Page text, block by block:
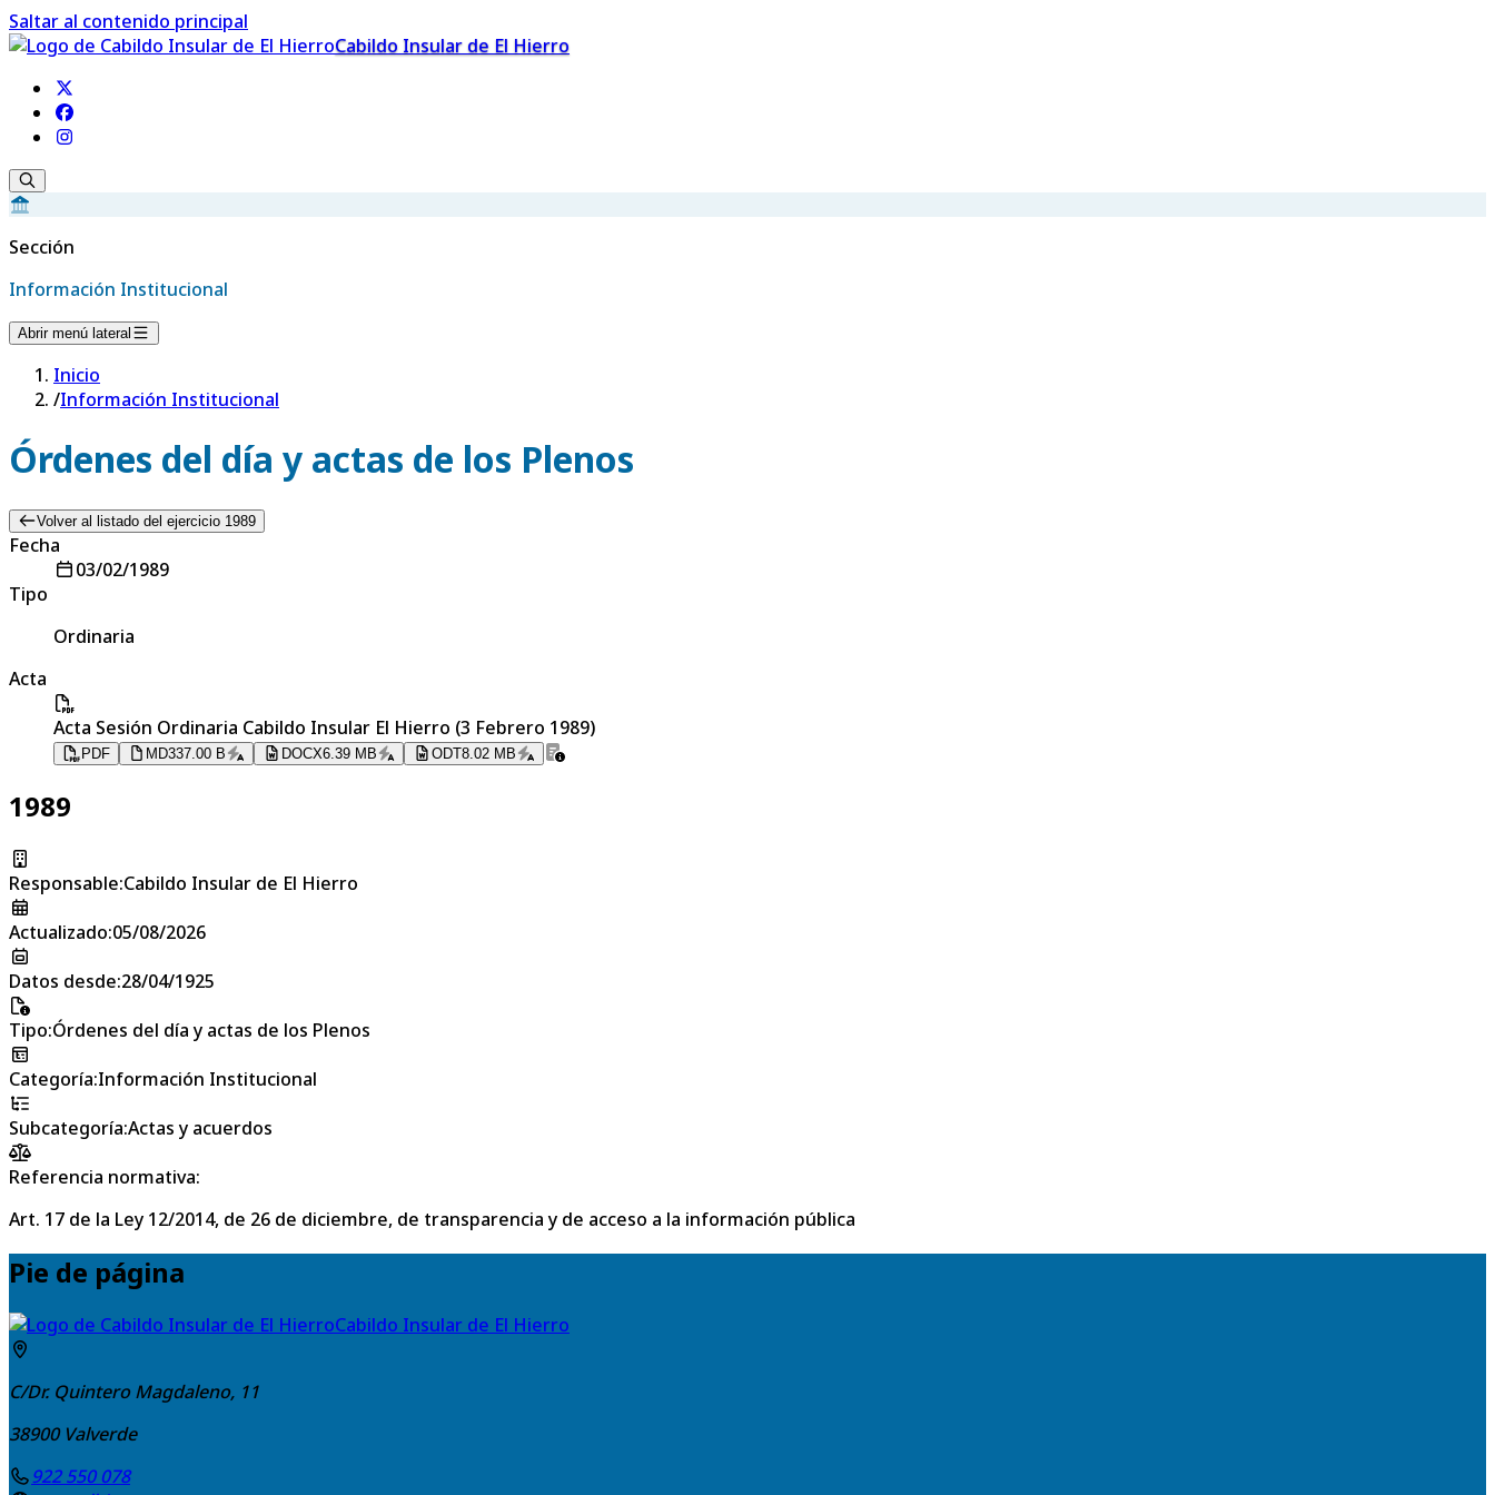
Saltar al contenido principal
Cabildo Insular de El Hierro
Sección
Información Institucional
Abrir menú lateral
Inicio
/Información Institucional
Órdenes del día y actas de los Plenos
Volver al listado del ejercicio 1989
Fecha
03/02/1989
Tipo
Ordinaria
Acta
Acta Sesión Ordinaria Cabildo Insular El Hierro (3 Febrero 1989)
PDF MD337.00 B DOCX6.39 MB ODT8.02 MB
1989
Responsable:Cabildo Insular de El Hierro
Actualizado:05/08/2026
Datos desde:28/04/1925
Tipo:Órdenes del día y actas de los Plenos
Categoría:Información Institucional
Subcategoría:Actas y acuerdos
Referencia normativa:
Art. 17 de la Ley 12/2014, de 26 de diciembre, de transparencia y de acceso a la información pública
Pie de página
Cabildo Insular de El Hierro
C/Dr. Quintero Magdaleno, 11
38900 Valverde
922 550 078